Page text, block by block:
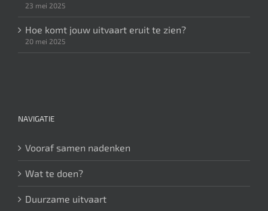
23 mei 2025
Hoe komt jouw uitvaart eruit te zien?
20 mei 2025
NAVIGATIE
Vooraf samen nadenken
Wat te doen?
Duurzame uitvaart